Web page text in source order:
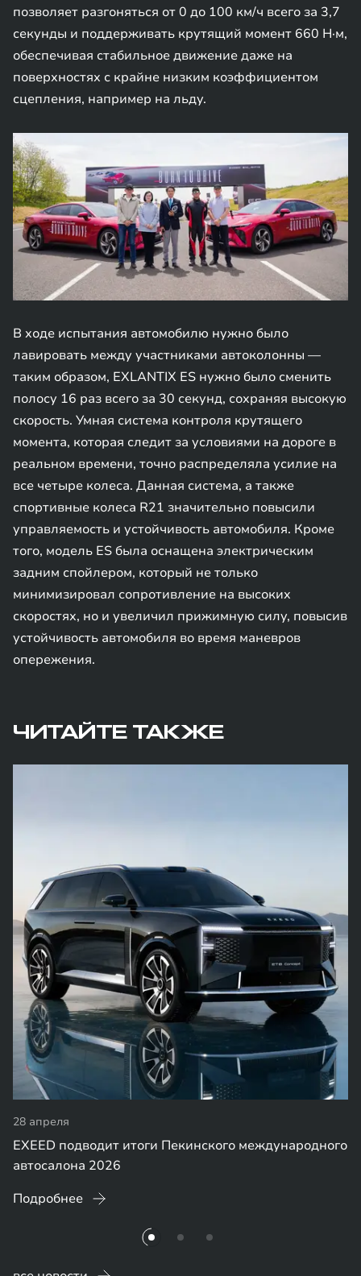
позволяет разгоняться от 0 до 100 км/ч всего за 3,7
секунды и поддерживать крутящий момент 660 Н·м,
обеспечивая стабильное движение даже на
поверхностях с крайне низким коэффициентом
сцепления, например на льду.
В ходе испытания автомобилю нужно было
лавировать между участниками автоколонны —
таким образом, EXLANTIX ES нужно было сменить
полосу 16 раз всего за 30 секунд, сохраняя высокую
скорость. Умная система контроля крутящего
момента, которая следит за условиями на дороге в
реальном времени, точно распределяла усилие на
все четыре колеса. Данная система, а также
спортивные колеса R21 значительно повысили
управляемость и устойчивость автомобиля. Кроме
того, модель ES была оснащена электрическим
задним спойлером, который не только
минимизировал сопротивление на высоких
скоростях, но и увеличил прижимную силу, повысив
устойчивость автомобиля во время маневров
опережения.
ЧИТАЙТЕ ТАКЖЕ
28 апреля
EXEED подводит итоги Пекинского международного
автосалона 2026
Подробнее